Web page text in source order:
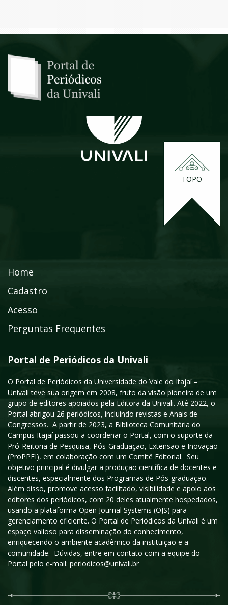
TOPO
Home
Cadastro
Acesso
Perguntas Frequentes
Portal de Periódicos da Univali
O Portal de Periódicos da Universidade do Vale do Itajaí –
Univali teve sua origem em 2008, fruto da visão pioneira de um
grupo de editores apoiados pela Editora da Univali. Até 2022, o
Portal abrigou 26 periódicos, incluindo revistas e Anais de
Congressos. A partir de 2023, a Biblioteca Comunitária do
Campus Itajaí passou a coordenar o Portal, com o suporte da
Pró-Reitoria de Pesquisa, Pós-Graduação, Extensão e Inovação
(ProPPEI), em colaboração com um Comitê Editorial. Seu
objetivo principal é divulgar a produção científica de docentes e
discentes, especialmente dos Programas de Pós-graduação.
Além disso, promove acesso facilitado, visibilidade e apoio aos
editores dos periódicos, com 20 deles atualmente hospedados,
usando a plataforma Open Journal Systems (OJS) para
gerenciamento eficiente. O Portal de Periódicos da Univali é um
espaço valioso para disseminação do conhecimento,
enriquecendo o ambiente acadêmico da instituição e a
comunidade. Dúvidas, entre em contato com a equipe do
Portal pelo e-mail: periodicos@univali.br